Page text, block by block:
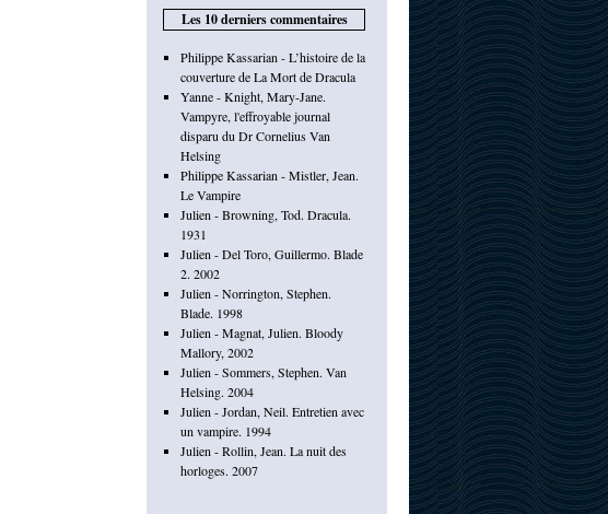
Les 10 derniers commentaires
Philippe Kassarian - L’histoire de la
couverture de La Mort de Dracula
Yanne - Knight, Mary-Jane.
Vampyre, l'effroyable journal
disparu du Dr Cornelius Van
Helsing
Philippe Kassarian - Mistler, Jean.
Le Vampire
Julien - Browning, Tod. Dracula.
1931
Julien - Del Toro, Guillermo. Blade
2. 2002
Julien - Norrington, Stephen.
Blade. 1998
Julien - Magnat, Julien. Bloody
Mallory, 2002
Julien - Sommers, Stephen. Van
Helsing. 2004
Julien - Jordan, Neil. Entretien avec
un vampire. 1994
Julien - Rollin, Jean. La nuit des
horloges. 2007